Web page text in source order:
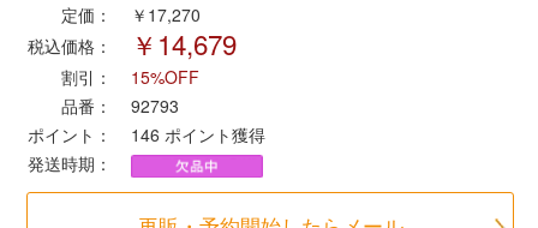
タカラトミー（プラレール）
ポポンデッタ
MODEMO(モデモ)
定価：
￥17,270
税込価格：
￥14,679
割引：
15%OFF
品番：
92793
ポイント：
146 ポイント獲得
発送時期：